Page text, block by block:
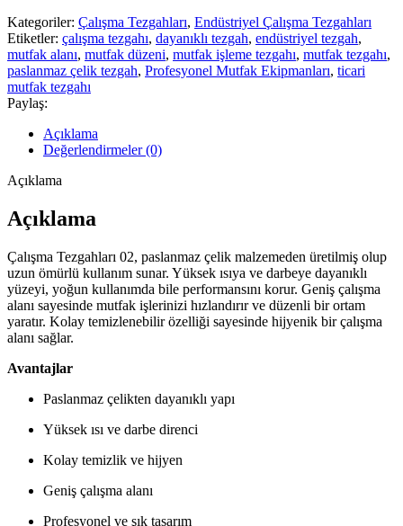
Kategoriler: Çalışma Tezgahları, Endüstriyel Çalışma Tezgahları
Etiketler: çalışma tezgahı, dayanıklı tezgah, endüstriyel tezgah,
mutfak alanı, mutfak düzeni, mutfak işleme tezgahı, mutfak tezgahı,
paslanmaz çelik tezgah, Profesyonel Mutfak Ekipmanları, ticari
mutfak tezgahı
Paylaş:
Açıklama
Değerlendirmeler (0)
Açıklama
Açıklama
Çalışma Tezgahları 02, paslanmaz çelik malzemeden üretilmiş olup
uzun ömürlü kullanım sunar. Yüksek ısıya ve darbeye dayanıklı
yüzeyi, yoğun kullanımda bile performansını korur. Geniş çalışma
alanı sayesinde mutfak işlerinizi hızlandırır ve düzenli bir ortam
yaratır. Kolay temizlenebilir özelliği sayesinde hijyenik bir çalışma
alanı sağlar.
Avantajlar
Paslanmaz çelikten dayanıklı yapı
Yüksek ısı ve darbe direnci
Kolay temizlik ve hijyen
Geniş çalışma alanı
Profesyonel ve şık tasarım